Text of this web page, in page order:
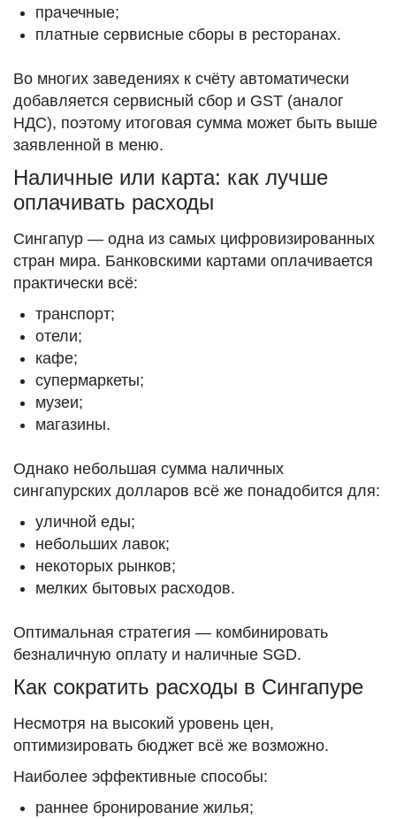
прачечные;
платные сервисные сборы в ресторанах.
Во многих заведениях к счёту автоматически
добавляется сервисный сбор и GST (аналог
НДС), поэтому итоговая сумма может быть выше
заявленной в меню.
Наличные или карта: как лучше
оплачивать расходы
Сингапур — одна из самых цифровизированных
стран мира. Банковскими картами оплачивается
практически всё:
транспорт;
отели;
кафе;
супермаркеты;
музеи;
магазины.
Однако небольшая сумма наличных
сингапурских долларов всё же понадобится для:
уличной еды;
небольших лавок;
некоторых рынков;
мелких бытовых расходов.
Оптимальная стратегия — комбинировать
безналичную оплату и наличные SGD.
Как сократить расходы в Сингапуре
Несмотря на высокий уровень цен,
оптимизировать бюджет всё же возможно.
Наиболее эффективные способы:
раннее бронирование жилья;